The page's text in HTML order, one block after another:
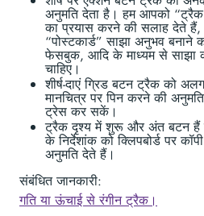
अनुमति देता है। हम आपको
का प्रयास करने की सलाह देते
“पोस्टकार्ड” साझा अनुभव बनाने
फेसबुक, आदि के माध्यम से साझा
चाहिए।
शीर्ष-दाएं ग्रिड बटन ट्रैक को
मानचित्र पर पिन करने की
ट्रेस कर सकें।
ट्रैक दृश्य में शुरू और अंत बटन
के निर्देशांक को क्लिपबोर्ड पर
अनुमति देते हैं।
संबंधित जानकारी:
गति या ऊंचाई से रंगीन ट्रैक।